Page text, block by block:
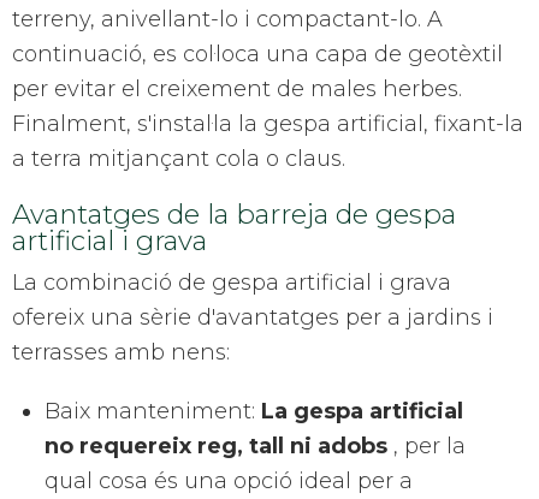
terreny, anivellant-lo i compactant-lo. A
continuació, es col·loca una capa de geotèxtil
per evitar el creixement de males herbes.
Finalment, s'instal·la la gespa artificial, fixant-la
a terra mitjançant cola o claus.
Avantatges de la barreja de gespa
artificial i grava
La combinació de gespa artificial i grava
ofereix una sèrie d'avantatges per a jardins i
terrasses amb nens:
Baix manteniment: La gespa artificial
no requereix reg, tall ni adobs , per la
qual cosa és una opció ideal per a